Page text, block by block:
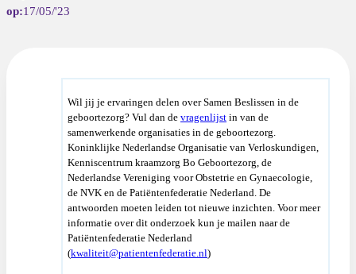
17/05/'23
Wil jij je ervaringen delen over Samen Beslissen in de
geboortezorg? Vul dan devragenlijst in van de
samenwerkende organisaties in de geboortezorg.
Koninklijke Nederlandse Organisatie van Verloskundigen,
Kenniscentrum kraamzorg Bo Geboortezorg, de
Nederlandse Vereniging voor Obstetrie en Gynaecologie,
de NVK en de Patiëntenfederatie Nederland. De
antwoorden moeten leiden tot nieuwe inzichten. Voor meer
informatie over dit onderzoek kun je mailen naar de
Patiëntenfederatie Nederland
(kwaliteit@patientenfederatie.nl)